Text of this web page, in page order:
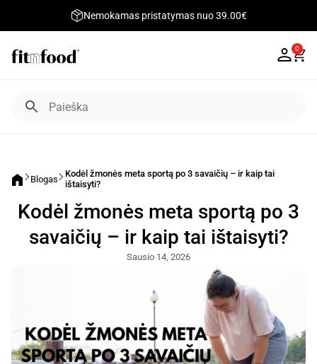
Nemokamas pristatymas nuo 39.00€
0
Blogas
Kodėl žmonės meta sportą po 3 savaičių – ir kaip tai
ištaisyti?
Kodėl žmonės meta sportą po 3
savaičių – ir kaip tai ištaisyti?
Sausio 14, 2026